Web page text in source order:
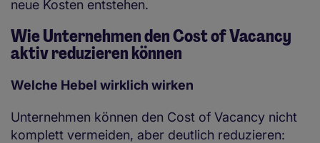
neue Kosten entstehen.
Wie Unternehmen den Cost of Vacancy
aktiv reduzieren können
Welche Hebel wirklich wirken
Unternehmen können den Cost of Vacancy nicht
komplett vermeiden, aber deutlich reduzieren: